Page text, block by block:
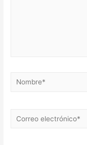
Nombre*
Correo